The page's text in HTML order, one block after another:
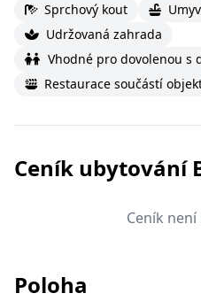
Sprchový kout
Udržovaná zahrada
Vhodné pro dovolenou s
Restaurace součástí
Ceník ubytování
Ceník
Poloha